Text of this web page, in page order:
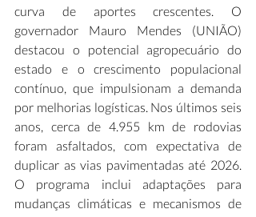
curva de aportes crescentes. O
governador Mauro Mendes (UNIÃO)
destacou o potencial agropecuário do
estado e o crescimento populacional
contínuo, que impulsionam a demanda
por melhorias logísticas. Nos últimos seis
anos, cerca de 4.955 km de rodovias
foram asfaltados, com expectativa de
duplicar as vias pavimentadas até 2026.
O programa inclui adaptações para
mudanças climáticas e mecanismos de